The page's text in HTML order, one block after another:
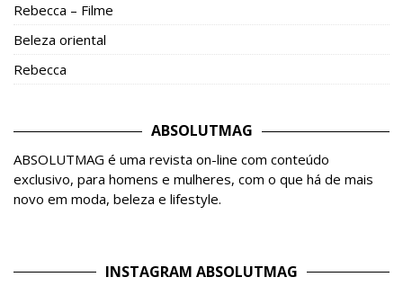
Rebecca – Filme
Beleza oriental
Rebecca
ABSOLUTMAG
ABSOLUTMAG é uma revista on-line com conteúdo
exclusivo, para homens e mulheres, com o que há de mais
novo em moda, beleza e lifestyle.
INSTAGRAM ABSOLUTMAG